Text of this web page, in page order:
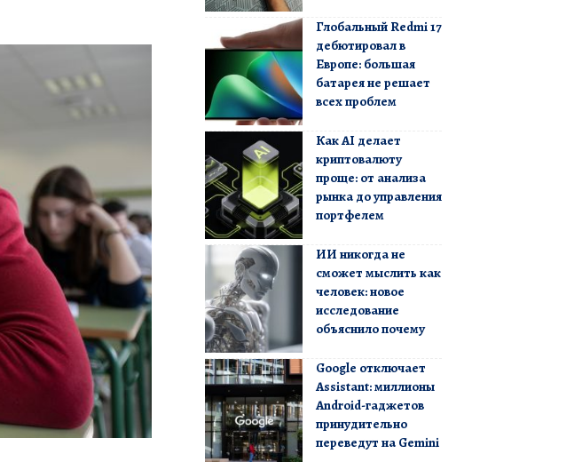
Глобальный Redmi 17
дебютировал в
Европе: большая
батарея не решает
всех проблем
Как AI делает
криптовалюту
проще: от анализа
рынка до управления
портфелем
ИИ никогда не
сможет мыслить как
человек: новое
исследование
объяснило почему
Google отключает
Assistant: миллионы
Android-гаджетов
принудительно
переведут на Gemini